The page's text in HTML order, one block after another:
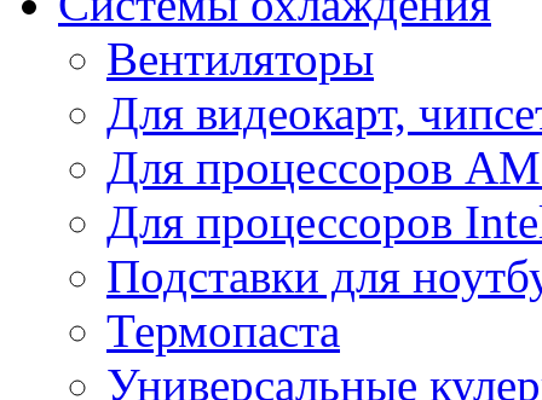
Вентиляторы
Для видеокарт,
Для процессоров
Для процессоров
Подставки для
Термопаста
Универсальные